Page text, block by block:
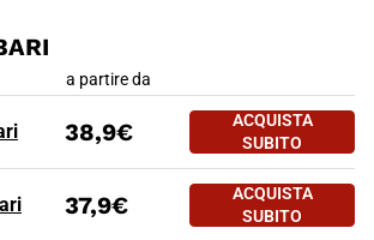
TRENI PER BARI
a partire da
38,9€
ACQUISTA
SUBITO
37,9€
ACQUISTA
SUBITO